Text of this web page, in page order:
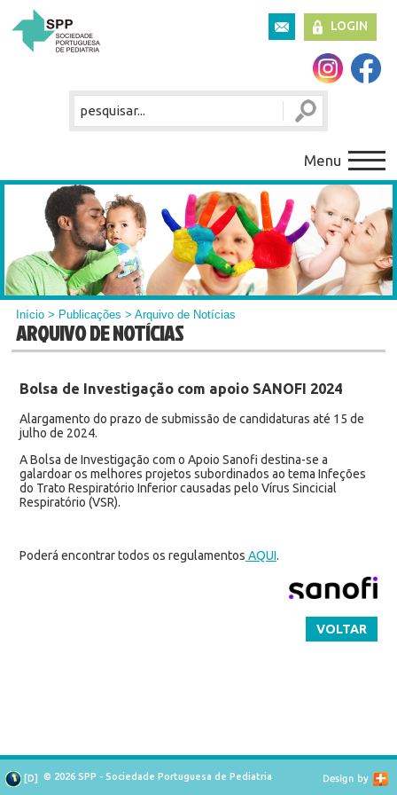
LOGIN
Menu
Início > Publicações > Arquivo de Notícias
ARQUIVO DE NOTÍCIAS
Bolsa de Investigação com apoio SANOFI 2024
Alargamento do prazo de submissão de candidaturas até 15 de
julho de 2024.
A Bolsa de Investigação com o Apoio Sanofi destina-se a
galardoar os melhores projetos subordinados ao tema Infeções
do Trato Respiratório Inferior causadas pelo Vírus Sincicial
Respiratório (VSR).
Poderá encontrar todos os regulamentos AQUI.
VOLTAR
[D] © 2026 SPP - Sociedade Portuguesa de Pediatria